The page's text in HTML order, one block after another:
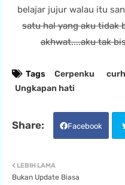
belajar jujur walau itu
satu hal yang aku tidak
akhwat....aku tak
Tags Cerpenku
Ungkapan hati
Facebook
LEBIH LAMA
Bukan Update Biasa